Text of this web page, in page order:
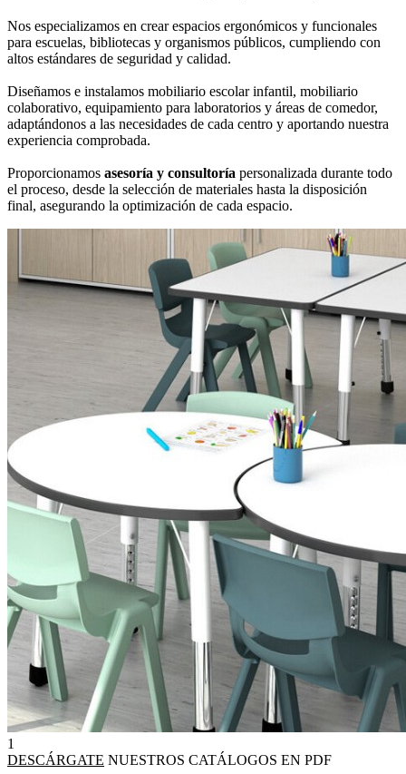
Nos especializamos en crear espacios ergonómicos y funcionales
para escuelas, bibliotecas y organismos públicos, cumpliendo con
altos estándares de seguridad y calidad.
Diseñamos e instalamos mobiliario escolar infantil, mobiliario
colaborativo, equipamiento para laboratorios y áreas de comedor,
adaptándonos a las necesidades de cada centro y aportando nuestra
experiencia comprobada.
Proporcionamos asesoría y consultoría personalizada durante todo
el proceso, desde la selección de materiales hasta la disposición
final, asegurando la optimización de cada espacio.
1
DESCÁRGATE NUESTROS CATÁLOGOS EN PDF